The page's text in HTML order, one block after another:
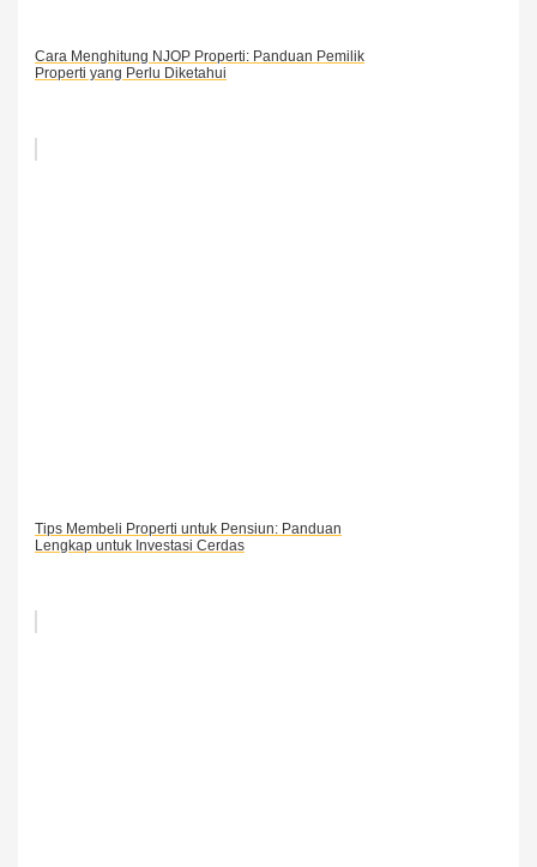
Cara Menghitung NJOP Properti: Panduan Pemilik
Properti yang Perlu Diketahui
Tips Membeli Properti untuk Pensiun: Panduan
Lengkap untuk Investasi Cerdas